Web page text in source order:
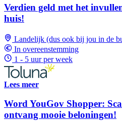
Verdien geld met het
huis!
Landelijk (dus ook bij jou in de
In overeenstemming
1 - 5 uur per week
Lees meer
Word YouGov Shopper:
ontvang mooie beloningen!